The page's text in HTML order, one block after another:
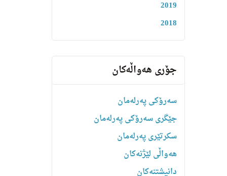
2019
2018
جۆری هەواڵەکان
سەرۆکی پەرلەمان
جێگری سەرۆکی پەرلەمان
سکرتێری پەرلەمان
هه‌واڵى لێژنه‌كان
دانیشتنه‌کان